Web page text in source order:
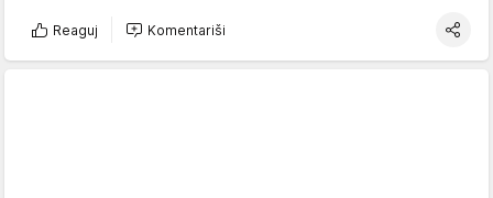
Reaguj Komentariši